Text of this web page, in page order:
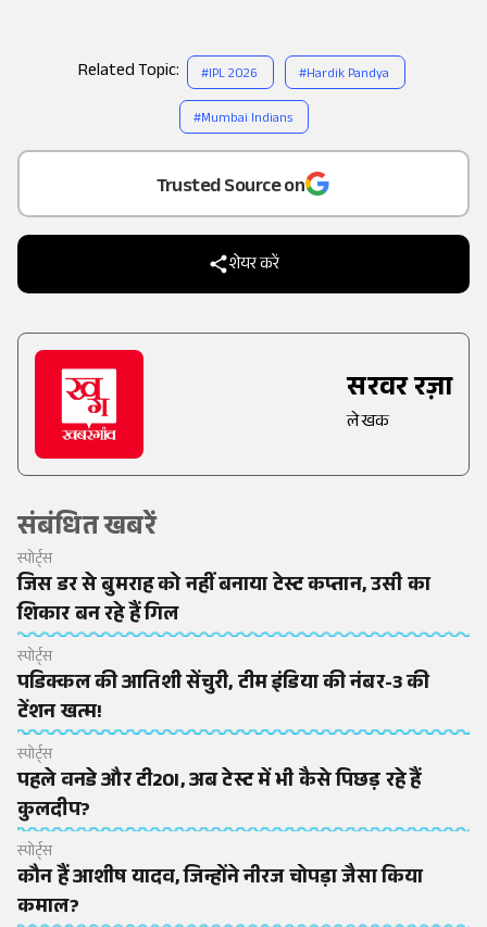
Add
as a
Trusted Source on
शेयर करें
सरवर रज़ा
लेखक
संबंधित खबरें
स्पोर्ट्स
जिस डर से बुमराह को नहीं बनाया टेस्ट कप्तान, उसी का
शिकार बन रहे हैं गिल
स्पोर्ट्स
पडिक्कल की आतिशी सेंचुरी, टीम इंडिया की नंबर-3 की
टेंशन खत्म!
स्पोर्ट्स
पहले वनडे और टी20I, अब टेस्ट में भी कैसे पिछड़ रहे हैं
कुलदीप?
स्पोर्ट्स
कौन हैं आशीष यादव, जिन्होंने नीरज चोपड़ा जैसा किया
कमाल?
Related Topic: #IPL 2026 #Hardik Pandya
#Mumbai Indians